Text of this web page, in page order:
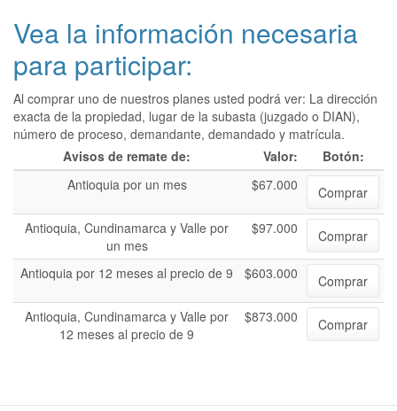
Vea la información necesaria
para participar:
Al comprar uno de nuestros planes usted podrá ver: La dirección
exacta de la propiedad, lugar de la subasta (juzgado o DIAN),
número de proceso, demandante, demandado y matrícula.
Avisos de remate de:
Valor:
Botón:
Antioquia por un mes
$67.000
Comprar
Antioquia, Cundinamarca y Valle por
un mes
$97.000 Comprar
Antioquia por 12 meses al precio de 9 $603.000
Comprar
Antioquia, Cundinamarca y Valle por
12 meses al precio de 9
$873.000 Comprar